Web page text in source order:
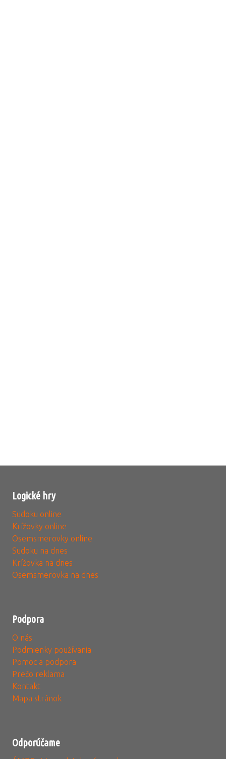
Logické hry
Sudoku online
Krížovky online
Osemsmerovky online
Sudoku na dnes
Krížovka na dnes
Osemsmerovka na dnes
Podpora
O nás
Podmienky používania
Pomoc a podpora
Prečo reklama
Kontakt
Mapa stránok
Odporúčame